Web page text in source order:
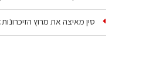
סין מאיצה את מרוץ הזיכרונות: CXMT שוקלת להקים מפעל…